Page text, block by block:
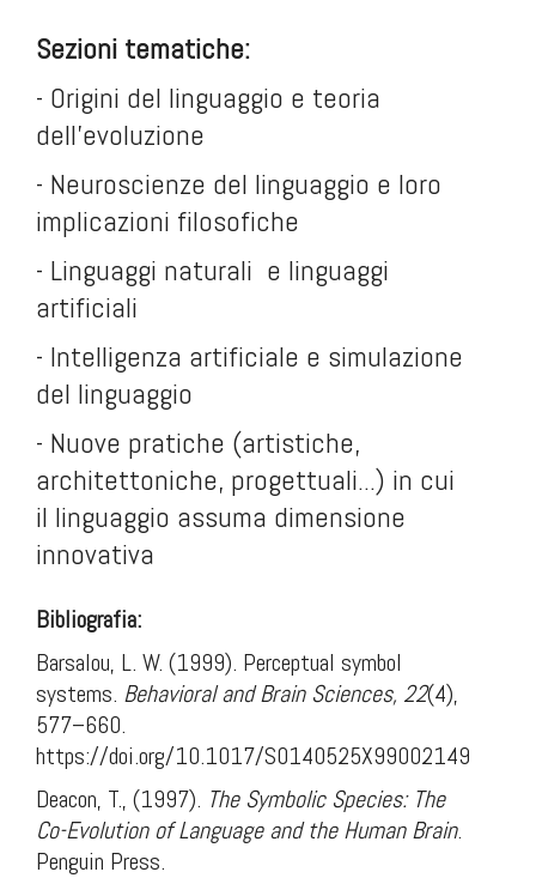
Sezioni tematiche:
- Origini del linguaggio e teoria
dell’evoluzione
- Neuroscienze del linguaggio e loro
implicazioni filosofiche
- Linguaggi naturali e linguaggi
artificiali
- Intelligenza artificiale e simulazione
del linguaggio
- Nuove pratiche (artistiche,
architettoniche, progettuali...) in cui
il linguaggio assuma dimensione
innovativa
Bibliografia:
Barsalou, L. W. (1999). Perceptual symbol
systems. Behavioral and Brain Sciences, 22(4),
577–660.
https://doi.org/10.1017/S0140525X99002149
Deacon, T., (1997). The Symbolic Species: The
Co-Evolution of Language and the Human Brain.
Penguin Press.